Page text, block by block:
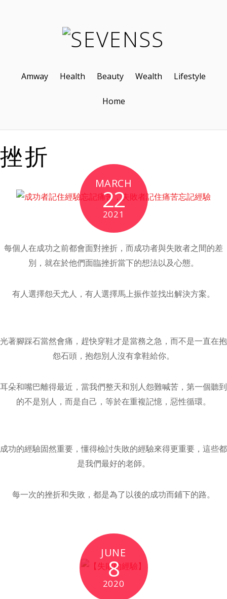
Amway Health Beauty Wealth Lifestyle
Home
挫折
MARCH
22
2021
每個人在成功之前都會面對挫折，而成功者與失敗者之間的差
別，就在於他們面臨挫折當下的想法以及心態。
有人選擇怨天尤人，有人選擇馬上振作並找出解決方案。
光著腳踩石當然會痛，趕快穿鞋才是當務之急，而不是一直在抱
怨石頭，抱怨別人沒有拿鞋給你。
耳朵和嘴巴離得最近，當我們整天和別人怨難喊苦，第一個聽到
的不是別人，而是自己，等於在重複記憶，惡性循環。
成功的經驗固然重要，懂得檢討失敗的經驗來得更重要，這些都
是我們最好的老師。
每一次的挫折和失敗，都是為了以後的成功而鋪下的路。
JUNE
8
2020